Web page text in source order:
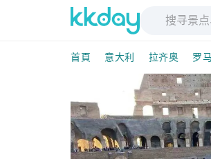
首頁 意大利 拉齐奥 罗马